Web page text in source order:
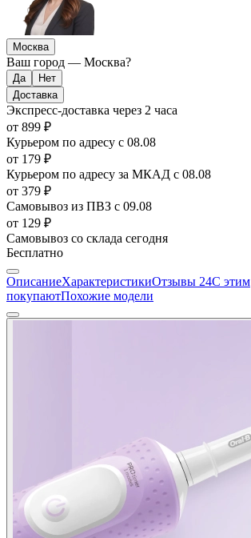
Москва
Ваш город — Москва?
Доставка
Экспресс-доставка через 2 часа
от 899 ₽
Курьером по адресу с 08.08
от 179 ₽
Курьером по адресу за МКАД с 08.08
от 379 ₽
Самовывоз из ПВЗ с 09.08
от 129 ₽
Самовывоз со склада сегодня
Бесплатно
ОписаниеХарактеристикиОтзывы 24С этим
покупаютПохожие модели